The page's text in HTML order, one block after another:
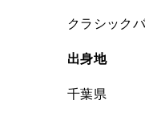
クラシック
出身地
千葉県